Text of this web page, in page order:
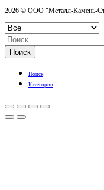
2026 © ООО "Металл-Камень-
Поиск
Поиск
Категории